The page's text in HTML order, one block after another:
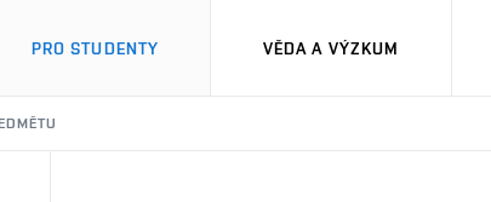
PRO STUDENTY VĚDA A VÝZKUM